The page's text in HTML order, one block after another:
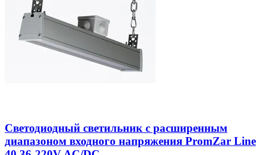
Светодиодный светильник с расширенным
диапазоном входного напряжения PromZar Line